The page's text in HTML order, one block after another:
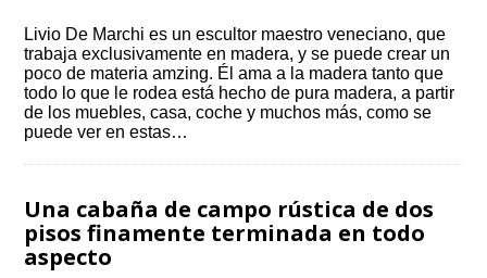
Livio De Marchi es un escultor maestro veneciano, que
trabaja exclusivamente en madera, y se puede crear un
poco de materia amzing. Él ama a la madera tanto que
todo lo que le rodea está hecho de pura madera, a partir
de los muebles, casa, coche y muchos más, como se
puede ver en estas…
Una cabaña de campo rústica de dos
pisos finamente terminada en todo
aspecto